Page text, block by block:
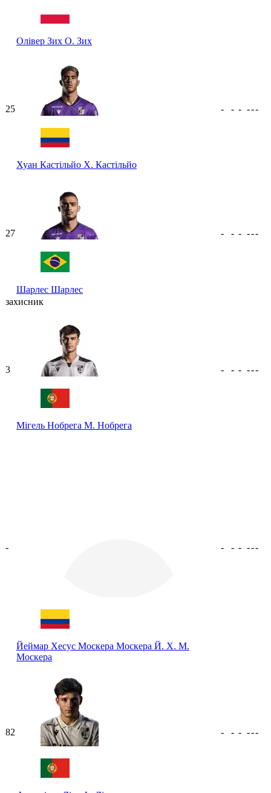
Олівер Зих О. Зих
25
Хуан Кастільйо Х. Кастільйо
- - - ---
27
Шарлес Шарлес
- - - ---
захисник
3
Мігель Нобрега М. Нобрега
- - - ---
-
Йеймар Хесус Москера Москера Й. Х. М.
Москера
- - - ---
82 - - - ---